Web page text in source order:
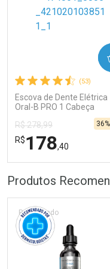
(53)
Escova de Dente Elétrica
Oral-B PRO 1 Cabeça
Redonda Recarregável 1
Unidade
R$ 278,99
R$178,40
COMPRAR
Por Menos
Produtos
Patrocinado